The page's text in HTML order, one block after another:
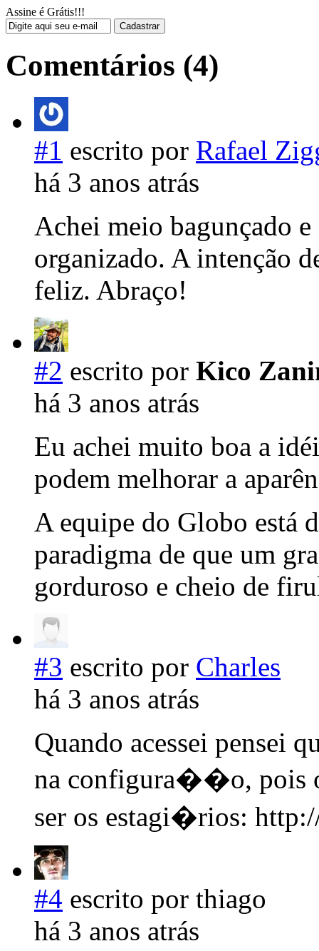
Assine é Grátis!!!
Comentários (4)
#1 escrito por Rafael
há 3 anos atrás
Achei meio bagunçado
organizado. A intenção
feliz. Abraço!
#2 escrito por Kico
há 3 anos atrás
Eu achei muito boa a
podem melhorar a
A equipe do Globo está
paradigma de que um
gorduroso e cheio de
#3 escrito por Charles
há 3 anos atrás
Quando acessei pensei
na configura��o, pois
ser os estagi�rios:
#4 escrito por thiago
há 3 anos atrás